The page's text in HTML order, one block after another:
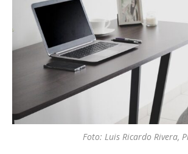
Foto: Luis Ricardo Rivera,